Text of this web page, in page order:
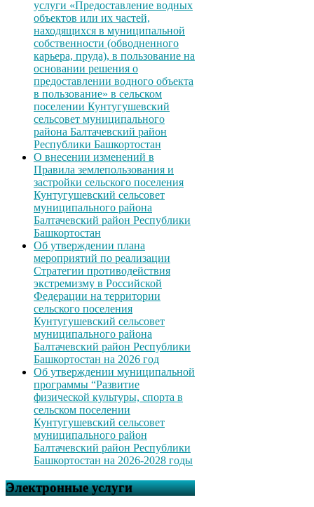
услуги «Предоставление водных
объектов или их частей,
находящихся в муниципальной
собственности (обводненного
карьера, пруда), в пользование на
основании решения о
предоставлении водного объекта
в пользование» в сельском
поселении Кунтугушевский
сельсовет муниципального
района Балтачевский район
Республики Башкортостан
О внесении изменений в
Правила землепользования и
застройки сельского поселения
Кунтугушевский сельсовет
муниципального района
Балтачевский район Республики
Башкортостан
Об утверждении плана
мероприятий по реализации
Стратегии противодействия
экстремизму в Российской
Федерации на территории
сельского поселения
Кунтугушевский сельсовет
муниципального района
Балтачевский район Республики
Башкортостан на 2026 год
Об утверждении муниципальной
программы “Развитие
физической культуры, спорта в
сельском поселении
Кунтугушевский сельсовет
муниципального район
Балтачевский район Республики
Башкортостан на 2026-2028 годы
Электронные услуги